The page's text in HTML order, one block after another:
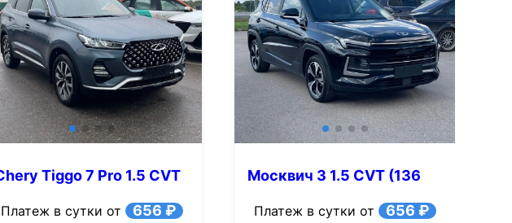
+10
Смотреть все фото
Tiggo 7 Pro 1.5 CVT
Платеж в сутки от 656 ₽
Москвич 3 1.5 CVT (136
Платеж в сутки от 656 ₽